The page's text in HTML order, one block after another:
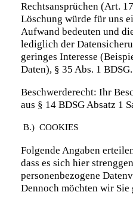
Rechtsansprüchen (Art.
Löschung würde für uns
Aufwand bedeuten und
lediglich der
geringes Interesse
Daten), § 35 Abs. 1 BDSG.
Beschwerderecht: Ihr
aus § 14 BDSG Absatz 1
B.) COOKIES
Folgende Angaben
dass es sich hier
personenbezogene
Dennoch möchten wir Sie